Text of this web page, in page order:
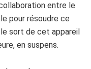
entre le
pour résoudre ce
sort de cet appareil
en suspens.